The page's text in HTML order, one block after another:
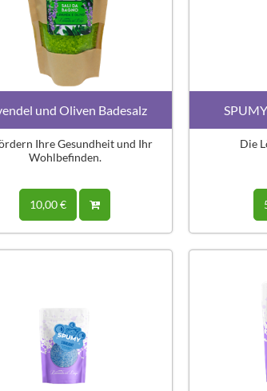
und Oliven Badesalz
Ihre Gesundheit und Ihr
Wohlbefinden.
10,00 €
Die